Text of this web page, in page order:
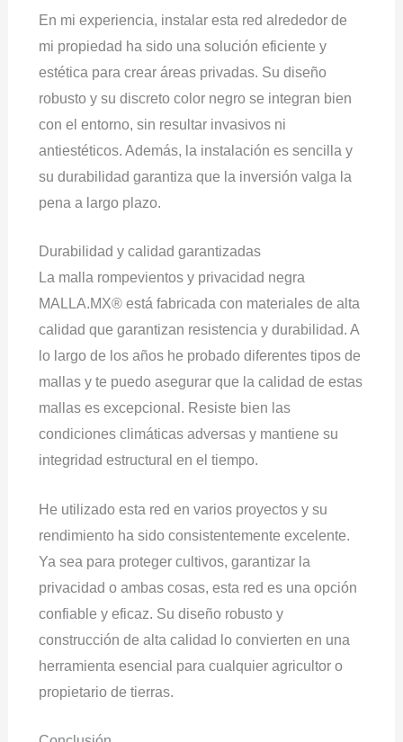
En mi experiencia, instalar esta red alrededor de
mi propiedad ha sido una solución eficiente y
estética para crear áreas privadas. Su diseño
robusto y su discreto color negro se integran bien
con el entorno, sin resultar invasivos ni
antiestéticos. Además, la instalación es sencilla y
su durabilidad garantiza que la inversión valga la
pena a largo plazo.
Durabilidad y calidad garantizadas
La malla rompevientos y privacidad negra
MALLA.MX® está fabricada con materiales de alta
calidad que garantizan resistencia y durabilidad. A
lo largo de los años he probado diferentes tipos de
mallas y te puedo asegurar que la calidad de estas
mallas es excepcional. Resiste bien las
condiciones climáticas adversas y mantiene su
integridad estructural en el tiempo.
He utilizado esta red en varios proyectos y su
rendimiento ha sido consistentemente excelente.
Ya sea para proteger cultivos, garantizar la
privacidad o ambas cosas, esta red es una opción
confiable y eficaz. Su diseño robusto y
construcción de alta calidad lo convierten en una
herramienta esencial para cualquier agricultor o
propietario de tierras.